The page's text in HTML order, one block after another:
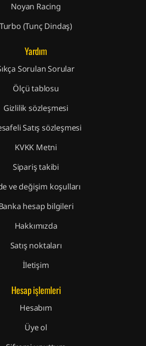
Noyan Racing
Turbo (Tunç Dindaş)
Yardım
Sorulan Sorular
Ölçü tablosu
Gizlilik sözleşmesi
Satış sözleşmesi
KVKK Metni
Sipariş takibi
ve değişim koşulları
hesap bilgileri
Hakkımızda
Satış noktaları
İletişim
Hesap işlemleri
Hesabım
Üye ol